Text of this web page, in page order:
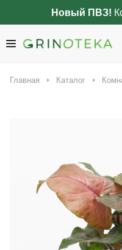
Новый ПВЗ!
Главная Каталог